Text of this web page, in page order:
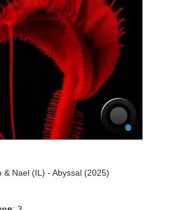
& Nael (IL) - Abyssal (2025)